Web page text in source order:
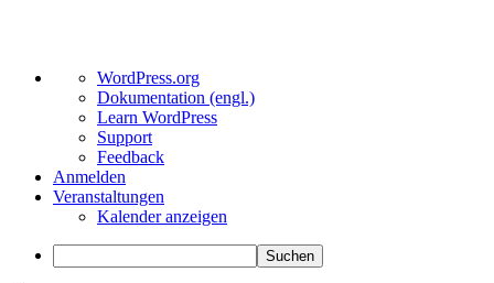
Über
WordPress
WordPress.org
Dokumentation (engl.)
Learn WordPress
Support
Feedback
Anmelden
Veranstaltungen
Kalender anzeigen
Suchen